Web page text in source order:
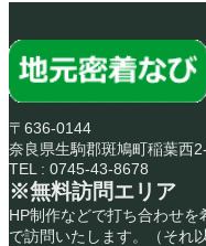
〒636-0144
奈良県生駒郡斑鳩町稲葉西
TEL : 0745-43-8678
※無料訪問エリア
HP制作などで打ち合わせ
で訪問いたします。（それ